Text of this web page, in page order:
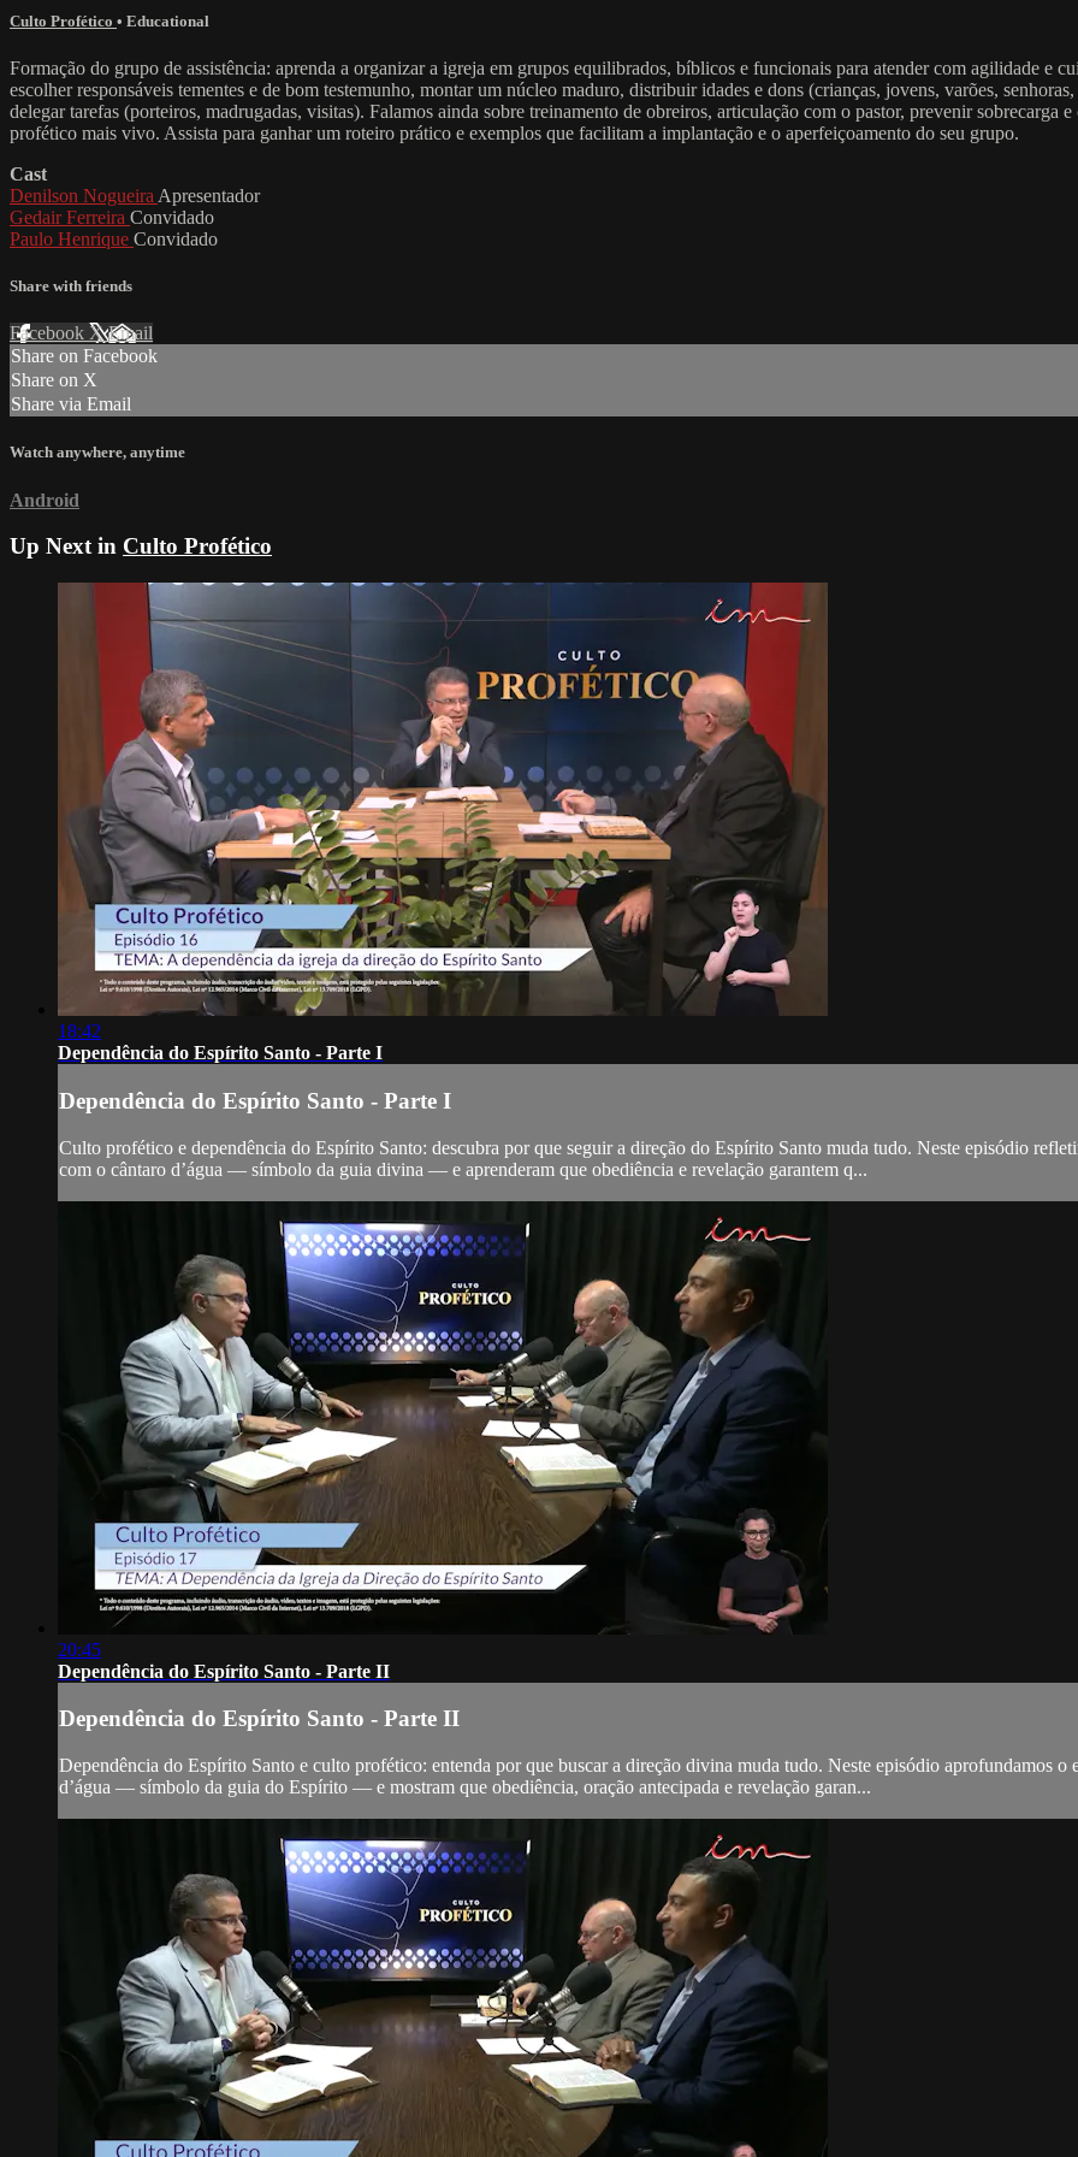
Culto Profético • Educational
Formação do grupo de assistência: aprenda a organizar a igreja em grupos equilibrados, bíblicos e funcionais para atender com agilidade e
escolher responsáveis tementes e de bom testemunho, montar um núcleo maduro, distribuir idades e dons (crianças, jovens, varões,
delegar tarefas (porteiros, madrugadas, visitas). Falamos ainda sobre treinamento de obreiros, articulação com o pastor, prevenir sobrecarga
profético mais vivo. Assista para ganhar um roteiro prático e exemplos que facilitam a implantação e o aperfeiçoamento do seu grupo.
Cast
Denilson Nogueira Apresentador
Gedair Ferreira Convidado
Paulo Henrique Convidado
Share with friends
Facebook XEmail
Share on Facebook
Share on X
Share via Email
Watch anywhere, anytime
Android
Up Next in Culto Profético
18:42
Dependência do Espírito Santo - Parte I
Dependência do Espírito Santo - Parte I
Culto profético e dependência do Espírito Santo: descubra por que seguir a direção do Espírito Santo muda tudo. Neste episódio
com o cântaro d’água — símbolo da guia divina — e aprenderam que obediência e revelação garantem q...
20:45
Dependência do Espírito Santo - Parte II
Dependência do Espírito Santo - Parte II
Dependência do Espírito Santo e culto profético: entenda por que buscar a direção divina muda tudo. Neste episódio aprofundamos
d’água — símbolo da guia do Espírito — e mostram que obediência, oração antecipada e revelação garan...